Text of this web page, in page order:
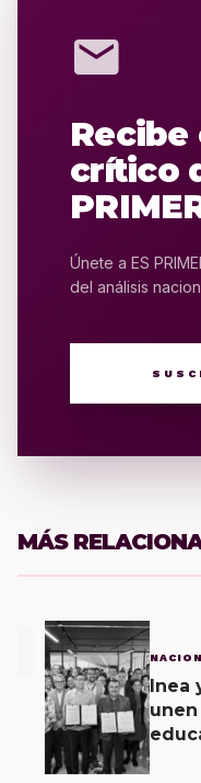
mail
Recibe
crítico
Únete a ES
del análisis
MÁS
Inea